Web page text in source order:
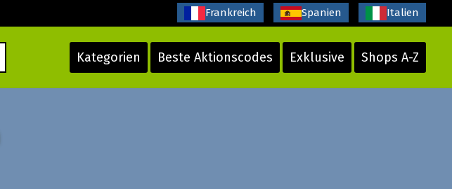
Kategorien Beste Aktionscodes Exklusive Shops A-Z
Frankreich Spanien Italien